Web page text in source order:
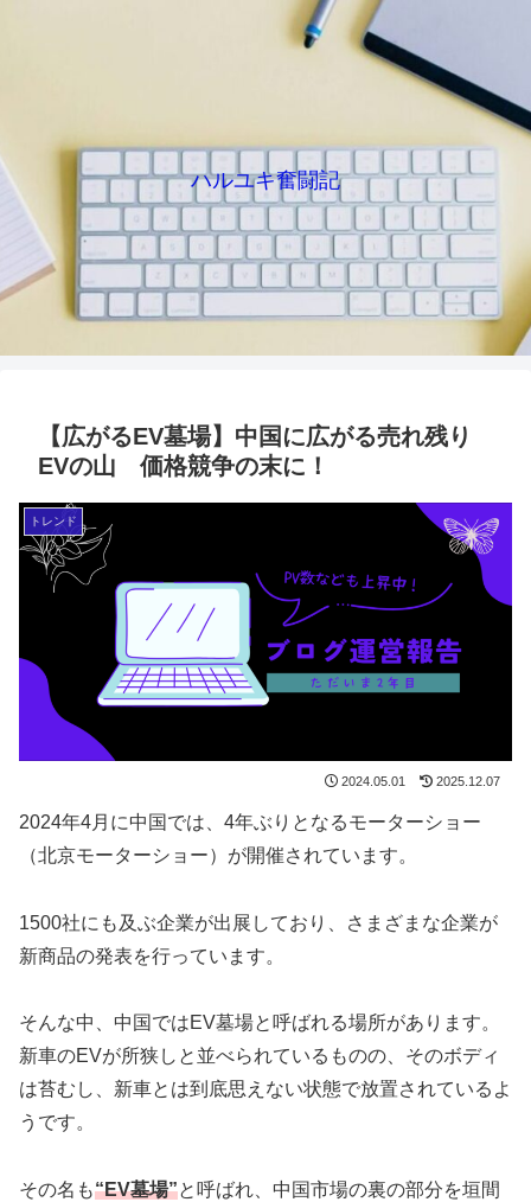
ハルユキ奮闘記
【広がるEV墓場】中国に広がる売れ残り
EVの山 価格競争の末に！
トレンド
2024.05.01 2025.12.07
2024年4月に中国では、4年ぶりとなるモーターショー
（北京モーターショー）が開催されています。
1500社にも及ぶ企業が出展しており、さまざまな企業が
新商品の発表を行っています。
そんな中、中国ではEV墓場と呼ばれる場所があります。
新車のEVが所狭しと並べられているものの、そのボディ
は苔むし、新車とは到底思えない状態で放置されているよ
うです。
その名も“EV墓場”と呼ばれ、中国市場の裏の部分を垣間